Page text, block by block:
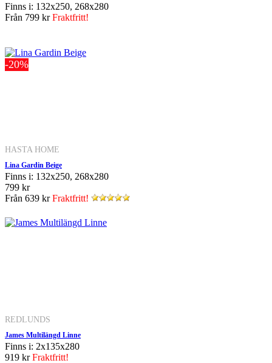
Finns i: 132x250, 268x280
Från 799 krFraktfritt!
-20%
HASTA HOME
Lina Gardin Beige
Finns i: 132x250, 268x280
799 kr
Från 639 krFraktfritt!
REDLUNDS
James Multilängd Linne
Finns i: 2x135x280
919 krFraktfritt!